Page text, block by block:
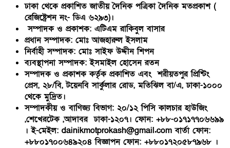
ঢাকা থেকে প্রকাশিত জাতীয় দৈনিক পত্রিকা দৈনিক মতপ্রকাশ (
রেজিষ্ট্রেশন নং- ডিএ ৬২৯৩)।
সম্পাদক ও প্রকাশক: এটিএম রাকিবুল বাসার
প্রধান সম্পাদক: মোঃ আজহারুল ইসলাম
নির্বাহী সম্পাদক: মোঃ সাইফ উদ্দীন শিপন
ব্যবস্থাপনা সম্পাদক: ইসমাইল হোসেন রতন
সম্পাদক ও প্রকাশক কর্তৃক প্রকাশিত এবং শরীয়তপুর প্রিন্টিং
প্রেস, ২৮/বি, টয়েনবি সার্কুলার রোড, মতিঝিল বা/এ, ঢাকা-১০০০
থেকে মুদ্রিত।
সম্পাদকীয় ও বাণিজ্য বিভাগ: ২০/১২ পিসি কালচার হাউজিং
,শেখেরটেক ,আদাবর ঢাকা-১২০৭। ফোন: +৮৮-০১৭১৭৭০৬৬৯৯
। ই-মেইল: dainikmotprokash@gmail.com বার্তা ফোন:
+৮৮০১৭০০৬৪৯২০৪ বিজ্ঞাপন ফোন: +৮৮০১৭২০৫৮৭৯৬৮ ।